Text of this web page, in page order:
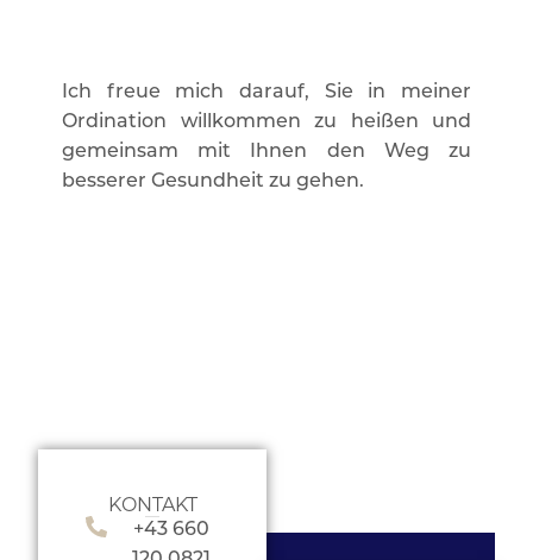
Ich freue mich darauf, Sie in meiner
Ordination willkommen zu heißen und
gemeinsam mit Ihnen den Weg zu
besserer Gesundheit zu gehen.
KONTAKT
+43 660